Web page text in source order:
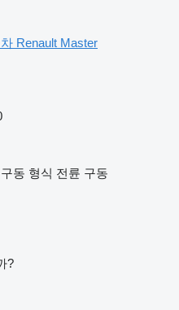
Renault Master
구동 형식 전륜 구동
?